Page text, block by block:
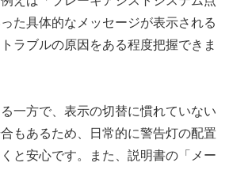
た具体的なメッセージが表示される
ラブルの原因をある程度把握できま
一方で、表示の切替に慣れていない
もあるため、日常的に警告灯の配置
と安心です。また、説明書の「メー